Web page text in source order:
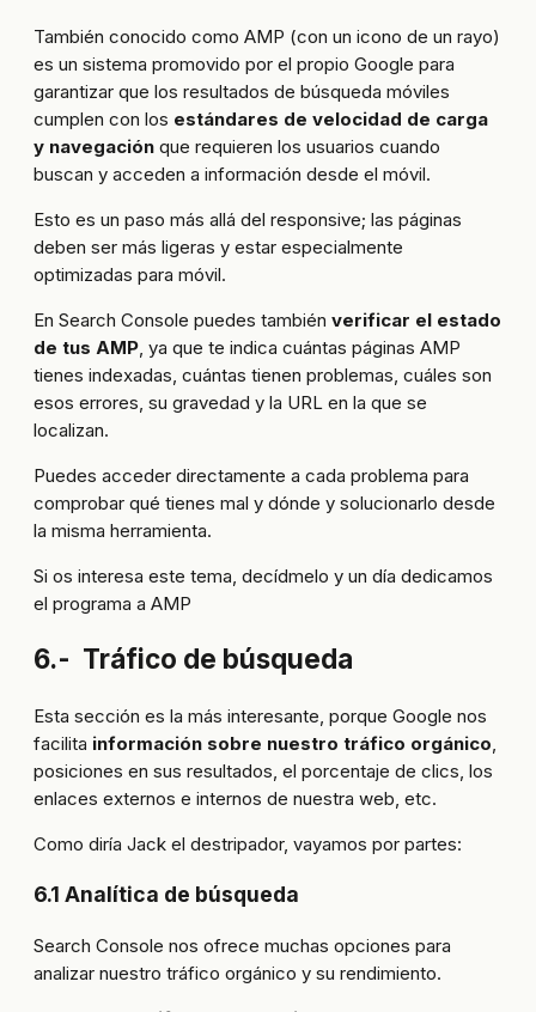
También conocido como AMP (con un icono de un rayo)
es un sistema promovido por el propio Google para
garantizar que los resultados de búsqueda móviles
cumplen con los estándares de velocidad de carga
y navegación que requieren los usuarios cuando
buscan y acceden a información desde el móvil.
Esto es un paso más allá del responsive; las páginas
deben ser más ligeras y estar especialmente
optimizadas para móvil.
En Search Console puedes también verificar el estado
de tus AMP , ya que te indica cuántas páginas AMP
tienes indexadas, cuántas tienen problemas, cuáles son
esos errores, su gravedad y la URL en la que se
localizan.
Puedes acceder directamente a cada problema para
comprobar qué tienes mal y dónde y solucionarlo desde
la misma herramienta.
Si os interesa este tema, decídmelo y un día dedicamos
el programa a AMP
6.- Tráfico de búsqueda
Esta sección es la más interesante, porque Google nos
facilita información sobre nuestro tráfico orgánico,
posiciones en sus resultados, el porcentaje de clics, los
enlaces externos e internos de nuestra web, etc.
Como diría Jack el destripador, vayamos por partes:
6.1 Analítica de búsqueda
Search Console nos ofrece muchas opciones para
analizar nuestro tráfico orgánico y su rendimiento.